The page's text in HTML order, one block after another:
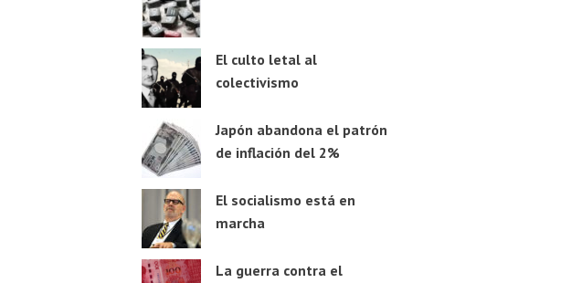
El culto letal al
colectivismo
Japón abandona el patrón
de inflación del 2%
El socialismo está en
marcha
La guerra contra el